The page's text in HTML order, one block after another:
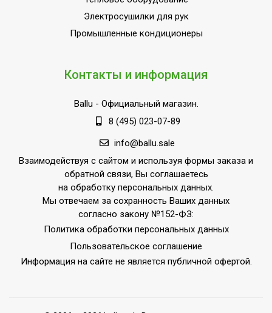
домашнего
использования)
Длина кабеля
1.5
обогрева, кВт
1,00
Страна производства
РОССИЯ
Поворотный кронштейн
Нет
Выносной термостат
Доп.опция
Электросушилки для рук
Промышленные кондиционеры
Контакты и информация
Ballu - Официальный магазин.
8 (495) 023-07-89
info@ballu.sale
Взаимодействуя с сайтом и используя формы заказа и
обратной связи, Вы соглашаетесь
на обработку персональных данных.
Мы отвечаем за сохранность Ваших данных
согласно закону №152-ФЗ:
Политика обработки персональных данных
Пользовательское соглашение
Информация на сайте не является публичной офертой.